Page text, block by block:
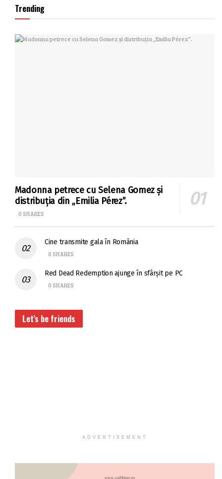
Trending
Madonna petrece cu Selena Gomez și
distribuția din „Emilia Pérez”.
0 SHARES
Cine transmite gala în România
0 SHARES
Red Dead Redemption ajunge în sfârșit pe PC
0 SHARES
Let’s be friends
ADVERTISEMENT